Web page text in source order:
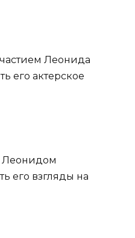
Леонида
его актерское
Леонидом
его взгляды на